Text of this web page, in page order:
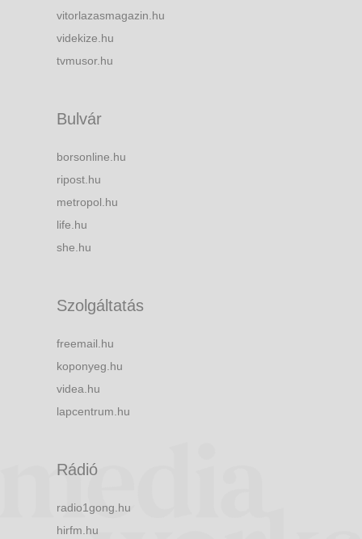
vitorlazasmagazin.hu
videkize.hu
tvmusor.hu
Bulvár
borsonline.hu
ripost.hu
metropol.hu
life.hu
she.hu
Szolgáltatás
freemail.hu
koponyeg.hu
videa.hu
lapcentrum.hu
Rádió
radio1gong.hu
hirfm.hu